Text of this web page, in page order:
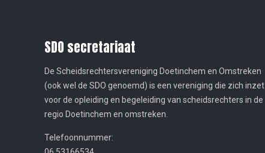
SDO secretariaat
De Scheidsrechtersvereniging Doetinchem en Omstreken
(ook wel de SDO genoemd) is een vereniging die zich inzet
voor de opleiding en begeleiding van scheidsrechters in de
regio Doetinchem en omstreken.
Telefoonnummer: